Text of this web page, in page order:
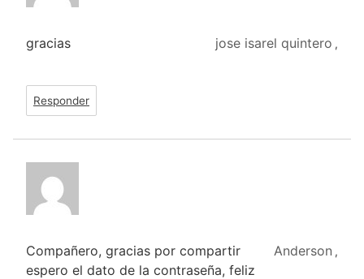
jose isarel quintero ,
gracias
Responder
Anderson ,
Compañero, gracias por compartir
espero el dato de la contraseña, feliz